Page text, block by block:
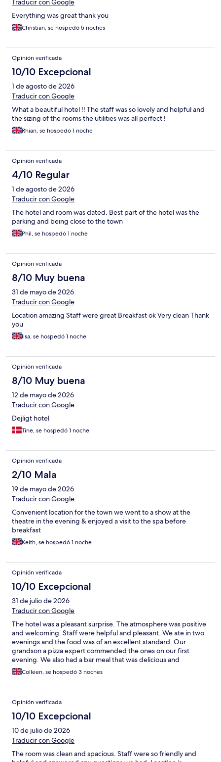
Traducir con Google
Everything was great thank you
Christian, se hospedó 5 noches
Opinión verificada
10/10 Excepcional
1 de agosto de 2026
Traducir con Google
What a beautiful hotel !! The staff was so lovely and helpful and
the sizing of the rooms the utilities was all perfect !
Rhian, se hospedó 1 noche
Opinión verificada
4/10 Regular
1 de agosto de 2026
Traducir con Google
The hotel and room was dated. Best part of the hotel was the
parking and being close to the town
Phil, se hospedó 1 noche
Opinión verificada
8/10 Muy buena
31 de mayo de 2026
Traducir con Google
Location amazing Staff were great Breakfast ok Very clean Thank
you
lisa, se hospedó 1 noche
Opinión verificada
8/10 Muy buena
12 de mayo de 2026
Traducir con Google
Dejligt hotel
Tine, se hospedó 1 noche
Opinión verificada
2/10 Mala
19 de mayo de 2026
Traducir con Google
Convenient location for the town we went to a show at the
theatre in the evening & enjoyed a visit to the spa before
breakfast
Keith, se hospedó 1 noche
Opinión verificada
10/10 Excepcional
31 de julio de 2026
Traducir con Google
The hotel was a pleasant surprise. The atmosphere was positive
and welcoming. Staff were helpful and pleasant. We ate in two
evenings and the food was of an excellent standard. Our
grandson a pizza expert commended the ones on our first
evening. We also had a bar meal that was delicious and
beautifully presented. All in all a very enjoyable short break. A
visiting friend who now lives locally visited us an also
Colleen, se hospedó 3 noches
Opinión verificada
10/10 Excepcional
10 de julio de 2026
Traducir con Google
The room was clean and spacious. Staff were so friendly and